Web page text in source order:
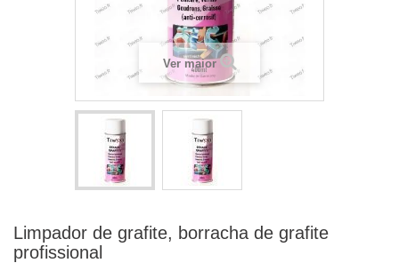
Ver maior
Limpador de grafite, borracha de grafite
profissional